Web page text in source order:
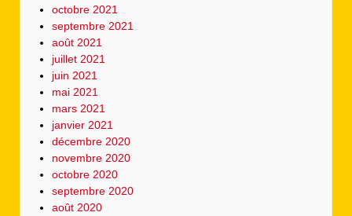
octobre 2021
septembre 2021
août 2021
juillet 2021
juin 2021
mai 2021
mars 2021
janvier 2021
décembre 2020
novembre 2020
octobre 2020
septembre 2020
août 2020